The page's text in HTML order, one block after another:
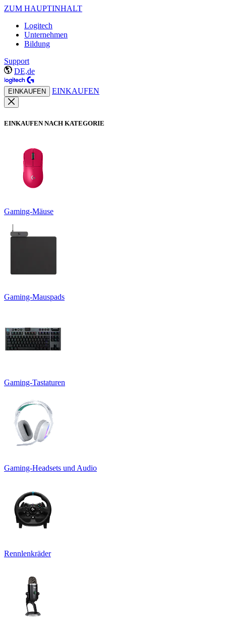
ZUM HAUPTINHALT
Logitech
Unternehmen
Bildung
Support
DE,de
EINKAUFEN EINKAUFEN
EINKAUFEN NACH KATEGORIE
Gaming-Mäuse
Gaming-Mauspads
Gaming-Tastaturen
Gaming-Headsets und Audio
Rennlenkräder